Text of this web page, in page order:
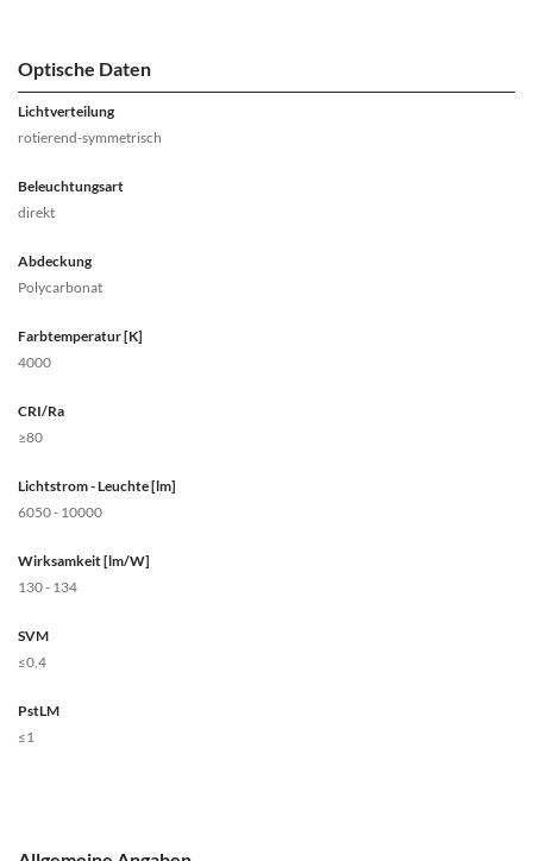
Optische Daten
Lichtverteilung
rotierend-symmetrisch
Beleuchtungsart
direkt
Abdeckung
Polycarbonat
Farbtemperatur [K]
4000
CRI/Ra
≥80
Lichtstrom - Leuchte [lm]
6050 - 10000
Wirksamkeit [lm/W]
130 - 134
SVM
≤0,4
PstLM
≤1